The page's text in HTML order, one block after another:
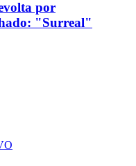
por
"Surreal"